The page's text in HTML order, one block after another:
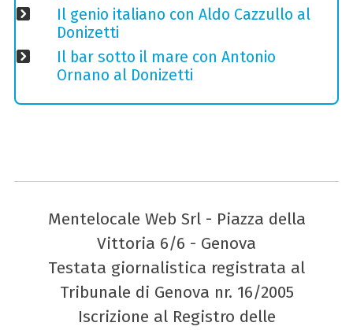
Il genio italiano con Aldo Cazzullo al
Donizetti
Il bar sotto il mare con Antonio
Ornano al Donizetti
Mentelocale Web Srl - Piazza della
Vittoria 6/6 - Genova
Testata giornalistica registrata al
Tribunale di Genova nr. 16/2005
Iscrizione al Registro delle